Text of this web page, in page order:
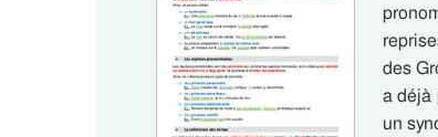
des
a déjà
un